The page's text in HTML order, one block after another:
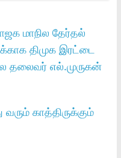
மாநில தேர்தல்
திமுக இரட்டை
தலைவர் எல்.முருகன்
காத்திருக்கும்